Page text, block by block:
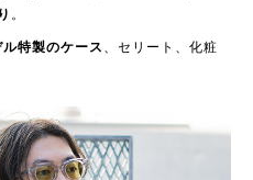
。
特製のケース 、セリート、化粧